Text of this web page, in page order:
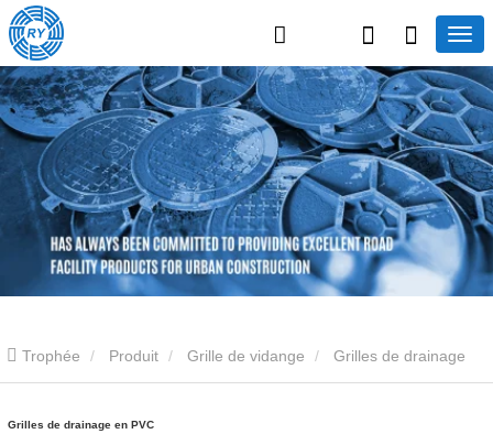
Trophée Produit Grille de vidange
Grilles de drainage en PVC